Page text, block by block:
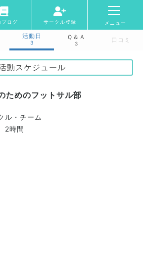
ブログ サークル登録 メニュー
活動日
3
Ｑ＆Ａ
3 口コミ
動スケジュール
ためのフットサル部
ル・チーム
2時間